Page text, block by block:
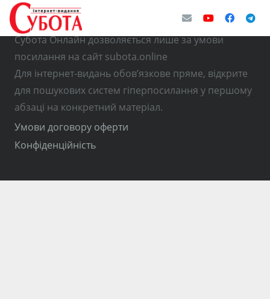
© Використання матеріалів з інтернет-видання
Субота Онлайн дозволяється лише за умови
посилання на сайт subota.online
Для інтернет-видань обов’язкове пряме, відкрите
для пошукових систем гіперпосилання у першому
абзаці на конкретний матеріал.
Умови договору оферти
Конфіденційність